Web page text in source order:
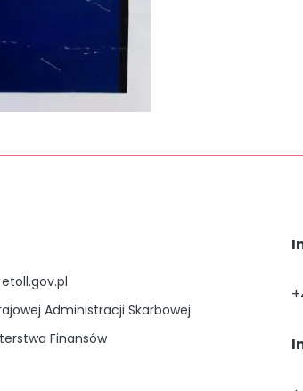
Administracji Skarbowej
Finansów